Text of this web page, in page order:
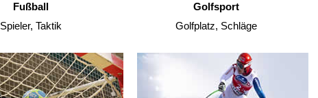
Fußball
Spieler, Taktik
Golfsport
Golfplatz, Schläge